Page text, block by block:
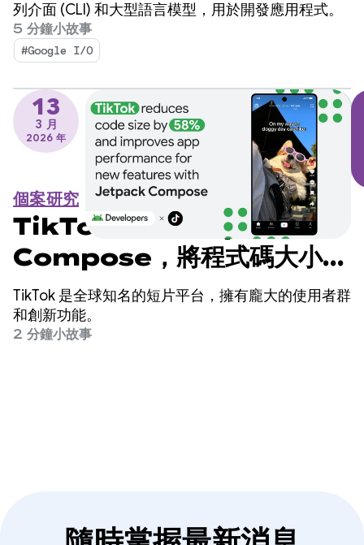
列介面 (CLI) 和大型語言模型，用於開發應用程式。
5 分鐘小故事
#Google I/O
13
3 月
2026 年
個案研究
TikTok 採用 Jetpack
Compose，將程式碼大小縮
減 58%，並提升新功能的應用
程式效能
TikTok 是全球知名的短片平台，擁有龐大的使用者群
和創新功能。
2 分鐘小故事